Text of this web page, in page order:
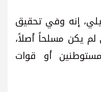
إنه وفي تحقيق
يكن مسلحاً أصلاً،
أو قوات